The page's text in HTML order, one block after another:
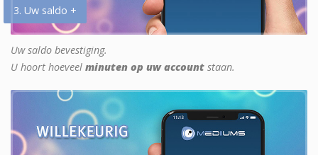
3. Uw saldo +
Uw saldo bevestiging.
U hoort hoeveel minuten op uw account staan.